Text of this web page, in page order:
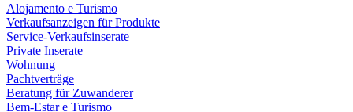
Alojamento e Turismo
Verkaufsanzeigen für Produkte
Service-Verkaufsinserate
Private Inserate
Wohnung
Pachtverträge
Beratung für Zuwanderer
Bem-Estar e Turismo